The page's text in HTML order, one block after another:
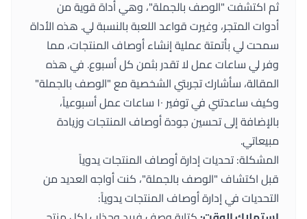
ثم اكتشفت "الوصف بالجملة"، وهي أداة قوية من
أدوات المتجر، وغيرت قواعد اللعبة بالنسبة لي. هذه الأداة
سمحت لي بأتمتة عملية إنشاء أوصاف المنتجات، مما
وفر لي ساعات عمل لا تقدر بثمن كل أسبوع. في هذه
المقالة، سأشارك تجربتي الشخصية مع "الوصف بالجملة"
وكيف ساعدتني في توفير ١٠ ساعات عمل أسبوعياً،
بالإضافة إلى تحسين جودة أوصاف المنتجات وزيادة
مبيعاتي.
المشكلة: تحديات إدارة أوصاف المنتجات يدوياً
قبل اكتشاف "الوصف بالجملة"، كنت أواجه العديد من
التحديات في إدارة أوصاف المنتجات يدوياً: